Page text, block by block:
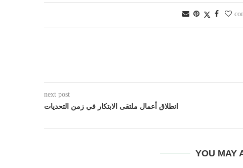
next post
انطلاق أعمال ملتقى الابتكار في زمن التحديات
YOU MAY